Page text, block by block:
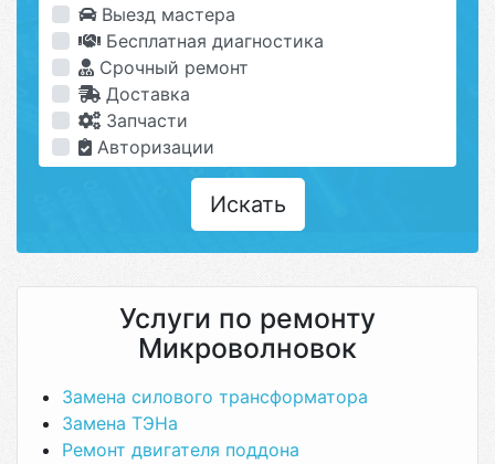
Выезд мастера
Бесплатная диагностика
Срочный ремонт
Доставка
Запчасти
Авторизации
Искать
Услуги по ремонту
Микроволновок
Замена силового трансформатора
Замена ТЭНа
Ремонт двигателя поддона